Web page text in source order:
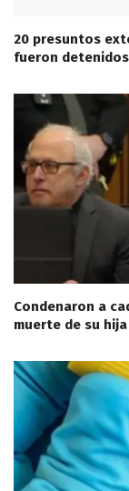
20 presuntos
fueron
Condenaron a
muerte de su